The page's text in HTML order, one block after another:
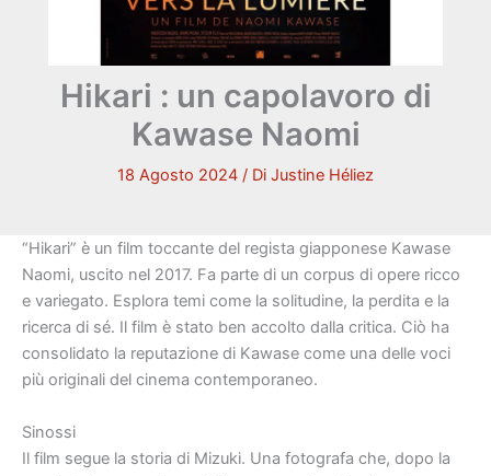
Hikari : un capolavoro di
Kawase Naomi
18 Agosto 2024 / Di Justine Héliez
“Hikari” è un film toccante del regista giapponese Kawase
Naomi, uscito nel 2017. Fa parte di un corpus di opere ricco
e variegato. Esplora temi come la solitudine, la perdita e la
ricerca di sé. Il film è stato ben accolto dalla critica. Ciò ha
consolidato la reputazione di Kawase come una delle voci
più originali del cinema contemporaneo.
Sinossi
Il film segue la storia di Mizuki. Una fotografa che, dopo la